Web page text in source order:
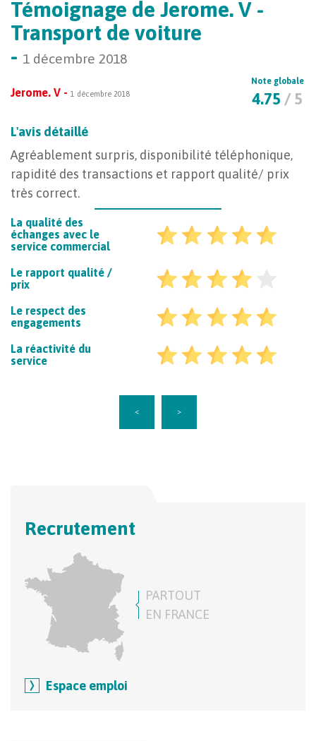
Recrutement
PARTOUT
EN FRANCE
Espace emploi
Témoignage de Jerome. V -
Transport de voiture
- 1 décembre 2018
Jerome. V - 1 décembre 2018
Note globale
4.75 / 5
L'avis détaillé
Agréablement surpris, disponibilité téléphonique,
rapidité des transactions et rapport qualité/ prix
très correct.
La qualité des
échanges avec le
service commercial
Le rapport qualité /
prix
Le respect des
engagements
La réactivité du
service
< >